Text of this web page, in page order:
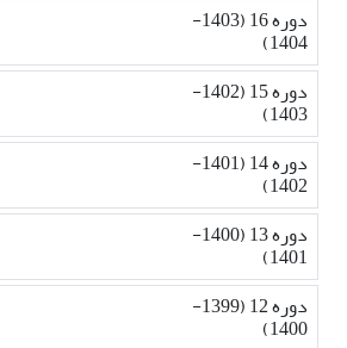
دوره 16 (1403-
1404)
دوره 15 (1402-
1403)
دوره 14 (1401-
1402)
دوره 13 (1400-
1401)
دوره 12 (1399-
1400)